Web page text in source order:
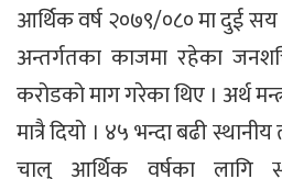
आर्थिक वर्ष २०७९/०८० मा दुई
अन्तर्गतका काजमा रहेका
करोडको माग गरेका थिए । अर्थ
मात्रै दियो । ४५ भन्दा बढी
चालु आर्थिक वर्षका लागि